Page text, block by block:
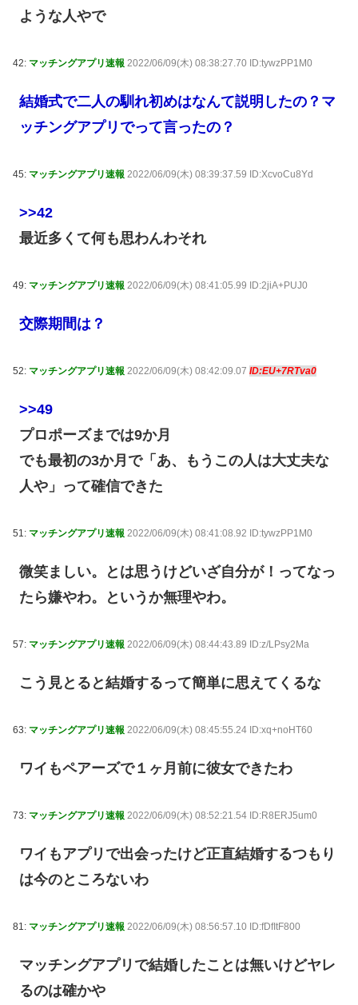
ような人やで
42: マッチングアプリ速報 2022/06/09(木) 08:38:27.70 ID:tywzPP1M0
結婚式で二人の馴れ初めはなんて説明したの？マ
ッチングアプリでって言ったの？
45: マッチングアプリ速報 2022/06/09(木) 08:39:37.59 ID:XcvoCu8Yd
>>42
最近多くて何も思わんわそれ
49: マッチングアプリ速報 2022/06/09(木) 08:41:05.99 ID:2jiA+PUJ0
交際期間は？
52: マッチングアプリ速報 2022/06/09(木) 08:42:09.07 ID:EU+7RTva0
>>49
プロポーズまでは9か月
でも最初の3か月で「あ、もうこの人は大丈夫な
人や」って確信できた
51: マッチングアプリ速報 2022/06/09(木) 08:41:08.92 ID:tywzPP1M0
微笑ましい。とは思うけどいざ自分が！ってなっ
たら嫌やわ。というか無理やわ。
57: マッチングアプリ速報 2022/06/09(木) 08:44:43.89 ID:z/LPsy2Ma
こう見とると結婚するって簡単に思えてくるな
63: マッチングアプリ速報 2022/06/09(木) 08:45:55.24 ID:xq+noHT60
ワイもペアーズで１ヶ月前に彼女できたわ
73: マッチングアプリ速報 2022/06/09(木) 08:52:21.54 ID:R8ERJ5um0
ワイもアプリで出会ったけど正直結婚するつもり
は今のところないわ
81: マッチングアプリ速報 2022/06/09(木) 08:56:57.10 ID:fDfItF800
マッチングアプリで結婚したことは無いけどヤレ
るのは確かや